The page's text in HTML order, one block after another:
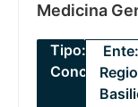
Medicina
Tipo:
Concorsi
Ente: